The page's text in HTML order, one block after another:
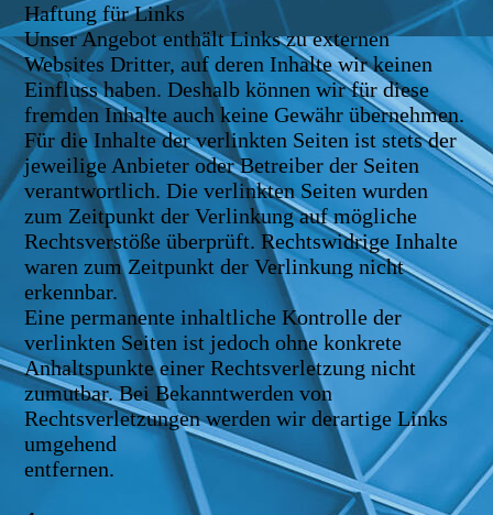
Haftung für Links
Unser Angebot enthält Links zu externen
Websites Dritter, auf deren Inhalte wir keinen
Einfluss haben. Deshalb können wir für diese
fremden Inhalte auch keine Gewähr übernehmen.
Für die Inhalte der verlinkten Seiten ist stets der
jeweilige Anbieter oder Betreiber der Seiten
verantwortlich. Die verlinkten Seiten wurden
zum Zeitpunkt der Verlinkung auf mögliche
Rechtsverstöße überprüft. Rechtswidrige Inhalte
waren zum Zeitpunkt der Verlinkung nicht
erkennbar.
Eine permanente inhaltliche Kontrolle der
verlinkten Seiten ist jedoch ohne konkrete
Anhaltspunkte einer Rechtsverletzung nicht
zumutbar. Bei Bekanntwerden von
Rechtsverletzungen werden wir derartige Links
umgehend
entfernen.